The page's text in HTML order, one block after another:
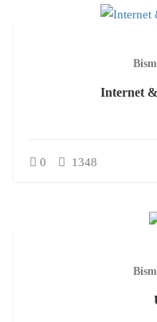
Internet
0 1348